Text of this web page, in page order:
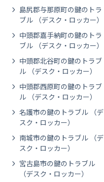
島尻郡与那原町の鍵のトラ
ブル （デスク・ロッカー）
中頭郡嘉手納町の鍵のトラ
ブル （デスク・ロッカー）
中頭郡北谷町の鍵のトラブ
ル （デスク・ロッカー）
中頭郡西原町の鍵のトラブ
ル （デスク・ロッカー）
名護市の鍵のトラブル （デ
スク・ロッカー）
南城市の鍵のトラブル （デ
スク・ロッカー）
宮古島市の鍵のトラブル
（デスク・ロッカー）